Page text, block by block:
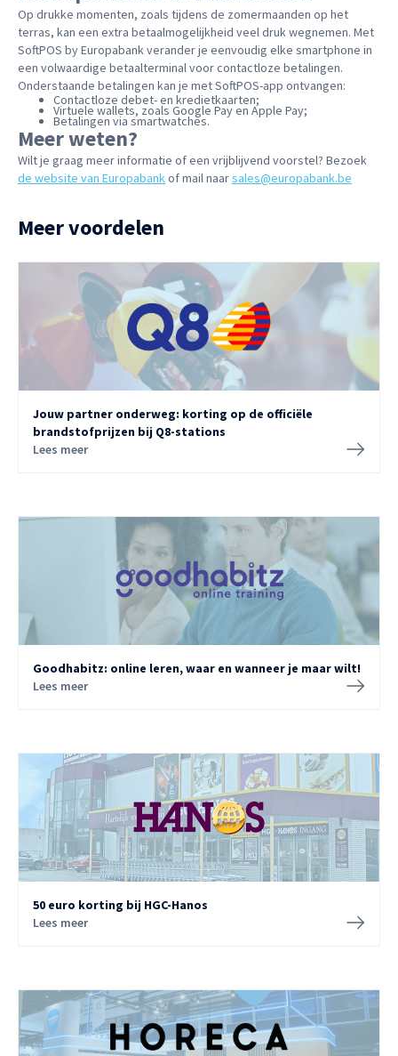
Op drukke momenten, zoals tijdens de zomermaanden op het
terras, kan een extra betaalmogelijkheid veel druk wegnemen. Met
SoftPOS by Europabank verander je eenvoudig elke smartphone in
een volwaardige betaalterminal voor contactloze betalingen.
Onderstaande betalingen kan je met SoftPOS-app ontvangen:
Contactloze debet- en kredietkaarten;
Virtuele wallets, zoals Google Pay en Apple Pay;
Betalingen via smartwatches.
Meer weten?
Wilt je graag meer informatie of een vrijblijvend voorstel? Bezoek
de website van Europabankof mail naarsales@europabank.be
Meer voordelen
Jouw partner onderweg: korting op de officiële
brandstofprijzen bij Q8-stations
Lees meer
Goodhabitz: online leren, waar en wanneer je maar wilt!
Lees meer
50 euro korting bij HGC-Hanos
Lees meer